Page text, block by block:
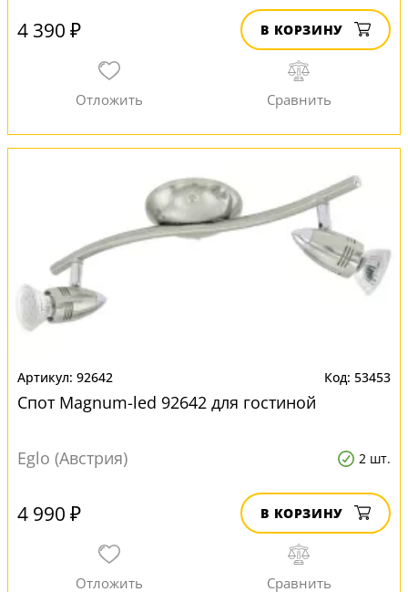
4 390 ₽ В КОРЗИНУ
92642 53453
Спот Magnum-led 92642 для гостиной
Eglo (Австрия) 2 шт.
4 990 ₽ В КОРЗИНУ